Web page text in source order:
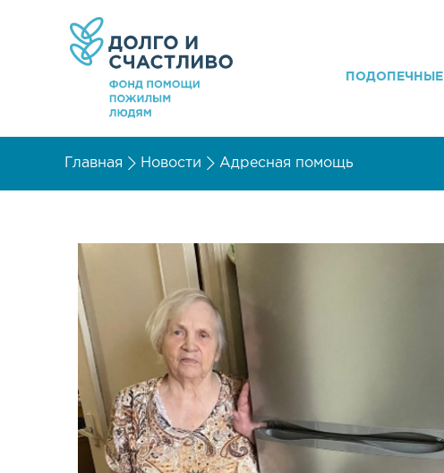
ПОДОПЕЧНЫЕ
Главная Новости Адресная помощь